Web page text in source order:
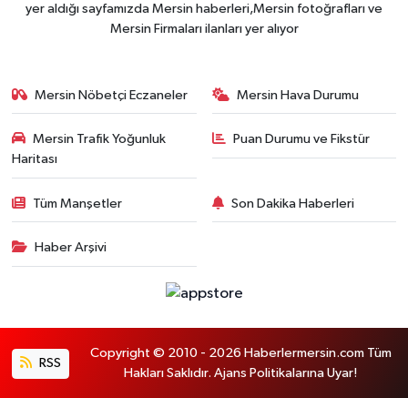
yer aldığı sayfamızda Mersin haberleri,Mersin fotoğrafları ve
Mersin Firmaları ilanları yer alıyor
Mersin Nöbetçi Eczaneler Mersin Hava Durumu
Mersin Trafik Yoğunluk
Haritası
Puan Durumu ve Fikstür
Tüm Manşetler Son Dakika Haberleri
Haber Arşivi
RSS
Copyright © 2010 - 2026 Haberlermersin.com Tüm
Hakları Saklıdır. Ajans Politikalarına Uyar!